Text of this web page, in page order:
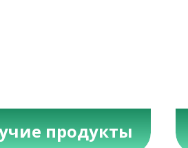
продукты